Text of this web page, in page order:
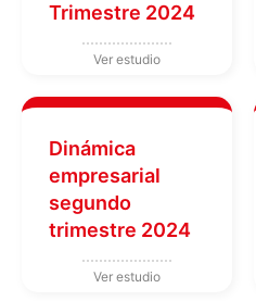
Trimestre 2024
Dinámica
empresarial
segundo
trimestre 2024